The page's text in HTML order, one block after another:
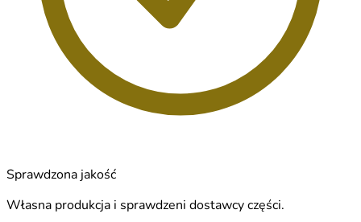
Sprawdzona jakość
Własna produkcja i sprawdzeni dostawcy części.